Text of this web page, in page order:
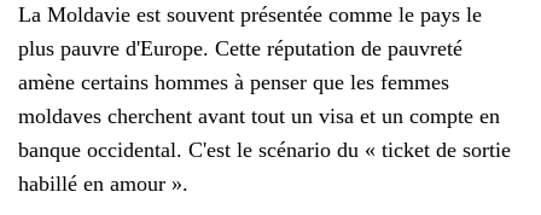
La Moldavie est souvent présentée comme le pays le
plus pauvre d'Europe. Cette réputation de pauvreté
amène certains hommes à penser que les femmes
moldaves cherchent avant tout un visa et un compte en
banque occidental. C'est le scénario du « ticket de sortie
habillé en amour ».